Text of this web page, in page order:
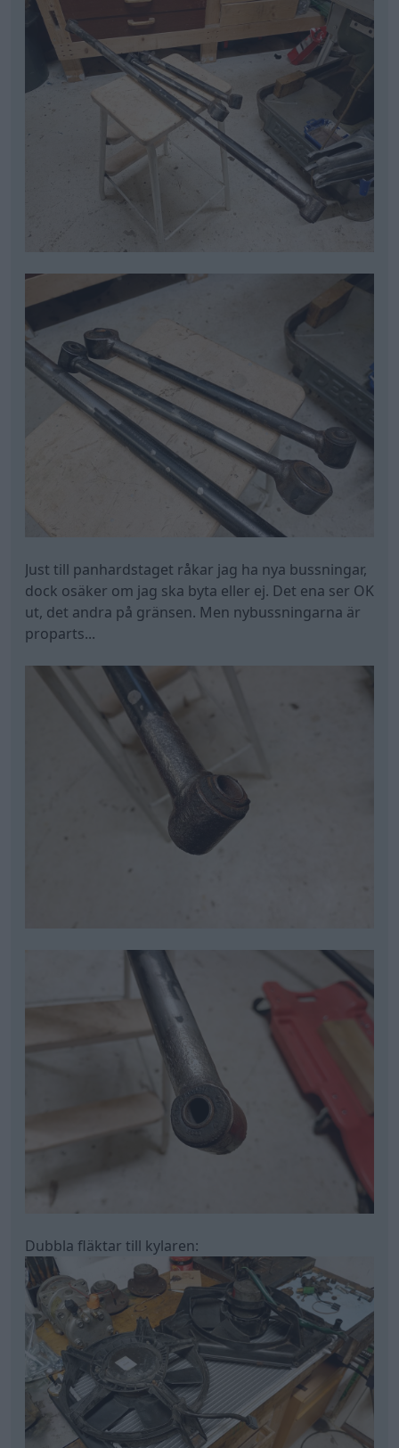
Just till panhardstaget råkar jag ha nya bussningar,
dock osäker om jag ska byta eller ej. Det ena ser OK
ut, det andra på gränsen. Men nybussningarna är
proparts...
Dubbla fläktar till kylaren: